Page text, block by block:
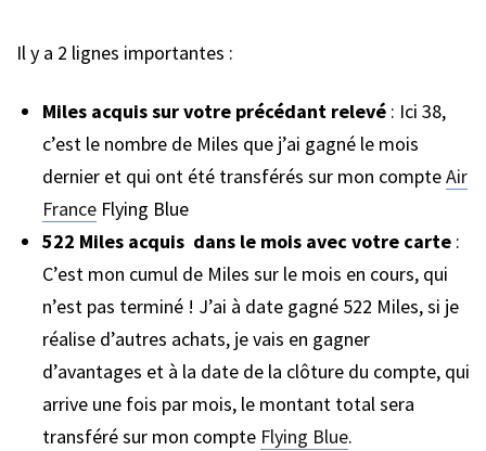
Il y a 2 lignes importantes :
Miles acquis sur votre précédant relevé : Ici 38,
c’est le nombre de Miles que j’ai gagné le mois
dernier et qui ont été transférés sur mon compteAir
France Flying Blue
522 Miles acquis dans le mois avec votre carte :
C’est mon cumul de Miles sur le mois en cours, qui
n’est pas terminé ! J’ai à date gagné 522 Miles, si je
réalise d’autres achats, je vais en gagner
d’avantages et à la date de la clôture du compte, qui
arrive une fois par mois, le montant total sera
transféré sur mon compte Flying Blue.